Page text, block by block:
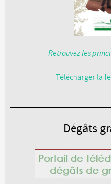
Retrouvez les
Télécharger la
Dégâts